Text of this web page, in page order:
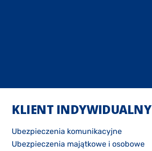
KLIENT INDYWIDUALNY
Ubezpieczenia komunikacyjne
Ubezpieczenia majątkowe i osobowe